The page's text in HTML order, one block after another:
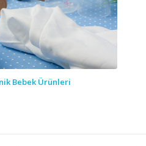
Bebek Ürünleri